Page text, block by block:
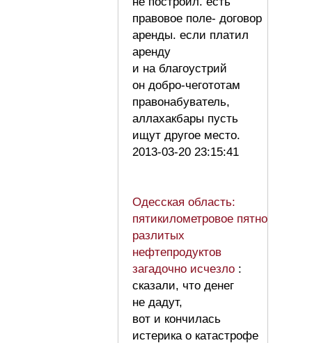
правовое поле- договор
аренды. если платил
аренду
и на благоустрий
он добро-чегототам
правонабуватель,
аллахакбары пусть
ищут другое место.
2013-03-20 23:15:41
Одесская область:
пятикилометровое пятно
разлитых
нефтепродуктов
загадочно исчезло :
сказали, что денег
не дадут,
вот и кончилась
истерика о катастрофе